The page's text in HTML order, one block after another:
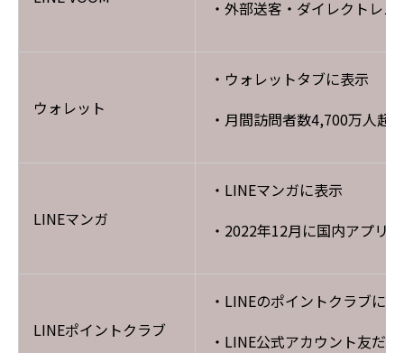
・外部送客・ダイレクトレ
ウォレット
・ウォレットタブに表示
・月間訪問者数4,700万人
LINEマンガ
・LINEマンガに表示
・2022年12月に国内アプリ
LINEポイントクラブ
・LINEのポイントクラブに
・LINE公式アカウント友だ